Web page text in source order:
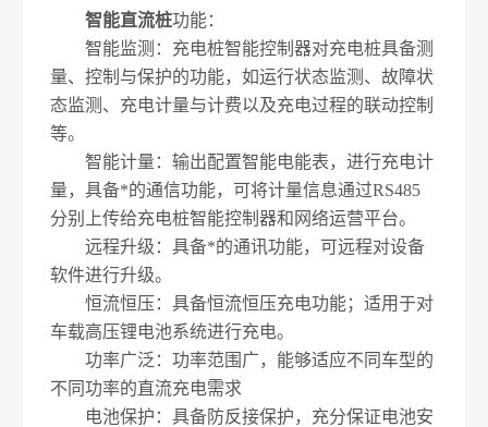
智能直流桩功能：
智能监测：充电桩智能控制器对充电桩具备测
量、控制与保护的功能，如运行状态监测、故障状
态监测、充电计量与计费以及充电过程的联动控制
等。
智能计量：输出配置智能电能表，进行充电计
量，具备*的通信功能，可将计量信息通过RS485
分别上传给充电桩智能控制器和网络运营平台。
远程升级：具备*的通讯功能，可远程对设备
软件进行升级。
恒流恒压：具备恒流恒压充电功能；适用于对
车载高压锂电池系统进行充电。
功率广泛：功率范围广，能够适应不同车型的
不同功率的直流充电需求
电池保护：具备防反接保护，充分保证电池安